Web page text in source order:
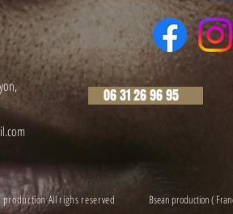
06 31 26 96 95
All righs reserved Bsean production (